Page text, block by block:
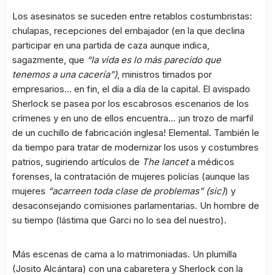
Los asesinatos se suceden entre retablos costumbristas:
chulapas, recepciones del embajador (en la que declina
participar en una partida de caza aunque indica,
sagazmente, que “la vida es lo más parecido que
tenemos a una cacería”), ministros timados por
empresarios… en fin, el día a día de la capital. El avispado
Sherlock se pasea por los escabrosos escenarios de los
crímenes y en uno de ellos encuentra… ¡un trozo de marfil
de un cuchillo de fabricación inglesa! Elemental. También le
da tiempo para tratar de modernizar los usos y costumbres
patrios, sugiriendo artículos de The lanceta médicos
forenses, la contratación de mujeres policías (aunque las
mujeres “acarreen toda clase de problemas” (sic)) y
desaconsejando comisiones parlamentarias. Un hombre de
su tiempo (lástima que Garci no lo sea del nuestro).
Más escenas de cama a lo matrimoniadas. Un plumilla
(Josito Alcántara) con una cabaretera y Sherlock con la